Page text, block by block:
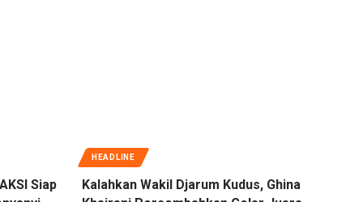
Siap
HEADLINE
Kalahkan Wakil Djarum Kudus, Ghina